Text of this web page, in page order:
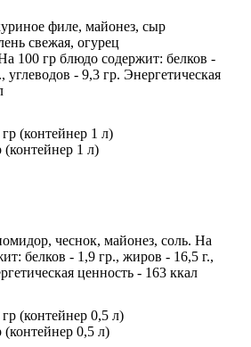
филе, майонез, сыр
свежая, огурец
100 гр блюдо содержит: белков -
углеводов - 9,3 гр. Энергетическая
1 л)
чеснок, майонез, соль. На
белков - 1,9 гр., жиров - 16,5 г.,
ценность - 163 ккал
0,5 л)